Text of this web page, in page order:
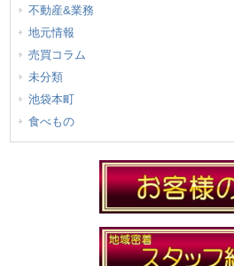
不動産&業務
地元情報
売買コラム
未分類
池袋本町
食べもの